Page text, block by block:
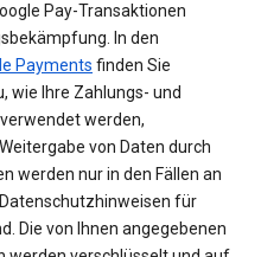
Pay-Transaktionen
In den
Payments finden Sie
wie Ihre Zahlungs- und
werden,
von Daten durch
werden nur in den Fällen an
für
Die von Ihnen angegebenen